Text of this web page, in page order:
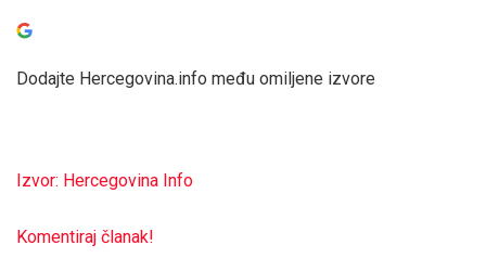
Dodajte Hercegovina.info među omiljene izvore
Izvor: Hercegovina Info
Komentiraj članak!